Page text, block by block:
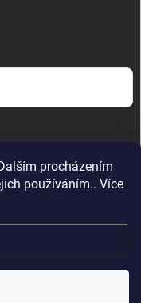
procházením
používáním.. Více